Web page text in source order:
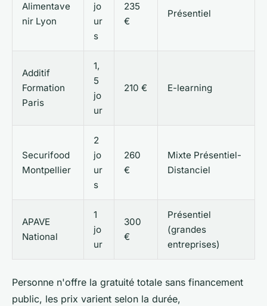
Alimentave
nir Lyon
jo
ur
s
235
€
Présentiel
Additif
Formation
Paris
1,
5
jo
ur
210 € E-learning
Securifood
Montpellier
2
jo
ur
s
260
€
Mixte Présentiel-
Distanciel
APAVE
National
1
jo
ur
300
€
Présentiel
(grandes
entreprises)
Personne n'offre la gratuité totale sans financement
public, les prix varient selon la durée,